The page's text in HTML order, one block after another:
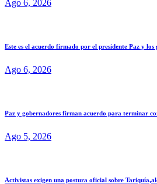
Ago 6, 2026
Este es el acuerdo firmado por el presidente Paz y los
Ago 6, 2026
Paz y gobernadores firman acuerdo para terminar
Ago 5, 2026
Activistas exigen una postura oficial sobre